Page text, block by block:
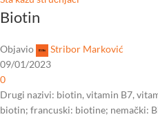
Biotin
Objavio
Stribor Marković
09/01/2023
0
Drugi nazivi: biotin, vitamin B7,
biotin; francuski: biotine; nemački: